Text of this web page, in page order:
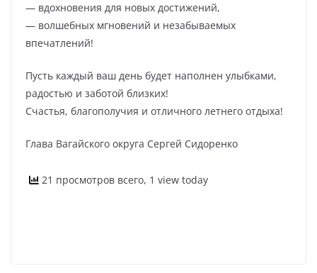
— вдохновения для новых достижений,
— волшебных мгновений и незабываемых
впечатлений!
Пусть каждый ваш день будет наполнен улыбками,
радостью и заботой близких!
Счастья, благополучия и отличного летнего отдыха!
Глава Вагайского округа Сергей Сидоренко
21 просмотров всего, 1 view today